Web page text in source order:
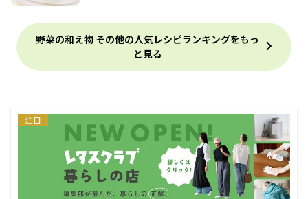
野菜の和え物 その他の人気レシピランキングをもっ
と見る
注目